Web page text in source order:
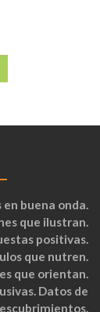
buena onda.
que ilustran.
positivas.
que nutren.
que orientan.
Datos de